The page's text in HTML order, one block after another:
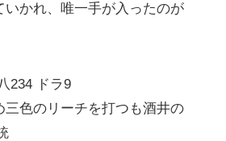
いかれ、唯一手が入ったのが
234 ドラ9
三色のリーチを打つも酒井の